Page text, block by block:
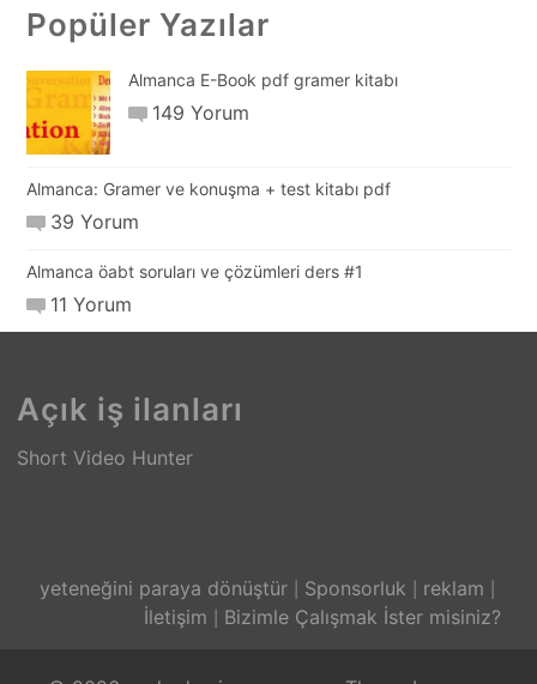
Popüler Yazılar
Almanca E-Book pdf gramer kitabı
149 Yorum
Almanca: Gramer ve konuşma + test kitabı pdf
39 Yorum
Almanca öabt soruları ve çözümleri ders #1
11 Yorum
Açık iş ilanları
Short Video Hunter
yeteneğini paraya dönüştür Sponsorluk
reklam
İletişim
Bizimle Çalışmak İster misiniz?